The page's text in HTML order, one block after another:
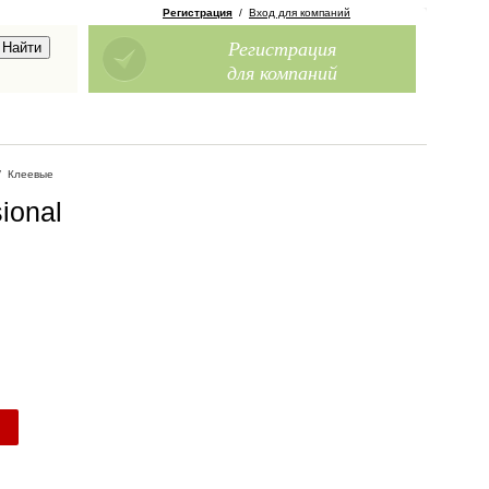
Регистрация / Вход для компаний
Регистрация
для компаний
Клеевые